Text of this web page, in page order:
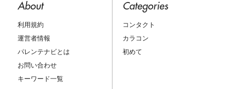
About
利用規約
運営者情報
パレンテナビとは
お問い合わせ
キーワード一覧
Categories
コンタクト
カラコン
初めて